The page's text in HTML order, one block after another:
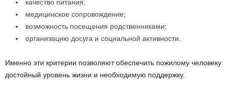
качество питания;
медицинское сопровождение;
возможность посещения родственниками;
организацию досуга и социальной активности.
Именно эти критерии позволяют обеспечить пожилому человеку
достойный уровень жизни и необходимую поддержку.